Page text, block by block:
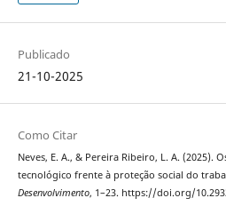
Publicado
21-10-2025
Como Citar
Neves, E. A., & Pereira Ribeiro, L. A. (2025).
tecnológico frente à proteção social do
Desenvolvimento, 1–23. https://doi.org/